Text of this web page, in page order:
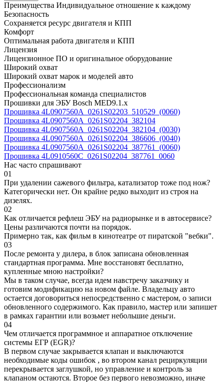
Преимущества Индивидуальное отношение к каждому
Безопасность
Сохраняется ресурс двигателя и КПП
Комфорт
Оптимальная работа двигателя и КПП
Лицензия
Лицензионное ПО и оригинальное оборудование
Широкий охват
Широкий охват марок и моделей авто
Профессионализм
Профессиональная команда специалистов
Прошивки для ЭБУ Bosch MED9.1.x
Прошивка 4L0907560A_0261S02203_510529_(0060)
Прошивка 4L0907560A_0261S02204_382104
Прошивка 4L0907560A_0261S02204_382104_(0030)
Прошивка 4L0907560A_0261S02204_386606_(0040)
Прошивка 4L0907560A_0261S02204_387761_(0060)
Прошивка 4L0910560C_0261S02204_387761_0060
Нас часто спрашивают
01
При удалении сажевого фильтра, катализатор тоже под нож?
Категорически нет. Он крайне редко выходит из строя на
дизелях.
02
Как отличается рефлеш ЭБУ на радиорынке и в автосервисе?
Цены различаются почти на порядок.
Примерно так, как фильм в кинотеатре от пиратской "вебки".
03
После ремонта у дилера, в блок записана обновленная
стандартная программа. Мне восстановят бесплатно,
купленные мною настройки?
Мы в таком случае, всегда идем навстречу заказчику и
готовим модификацию на новом файле. Владельцу авто
остается договориться непосредственно с мастером, о записи
обновленного содержимого. Как правило, мастер или запишет
в рамках гарантии или возьмет небольшие деньги.
04
Чем отличается программное и аппаратное отключение
системы ЕГР (EGR)?
В первом случае закрывается клапан и выключаются
необходимые коды ошибок , во втором канал рециркуляции
перекрывается заглушкой, но управление и контроль за
клапаном остаются. Второе без первого невозможно, иначе